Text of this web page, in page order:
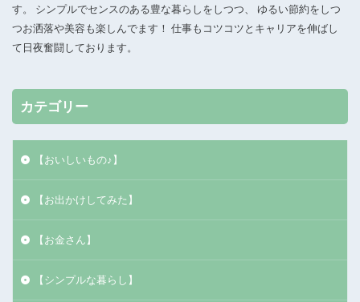
す。 シンプルでセンスのある豊な暮らしをしつつ、 ゆるい節約をしつ
つお洒落や美容も楽しんでます！ 仕事もコツコツとキャリアを伸ばし
て日夜奮闘しております。
カテゴリー
【おいしいもの♪】
【お出かけしてみた】
【お金さん】
【シンプルな暮らし】